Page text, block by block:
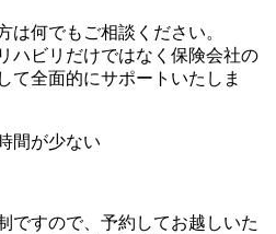
は何でもご相談ください。
ハビリだけではなく保険会社の
て全面的にサポートいたしま
ですので、予約してお越しいた